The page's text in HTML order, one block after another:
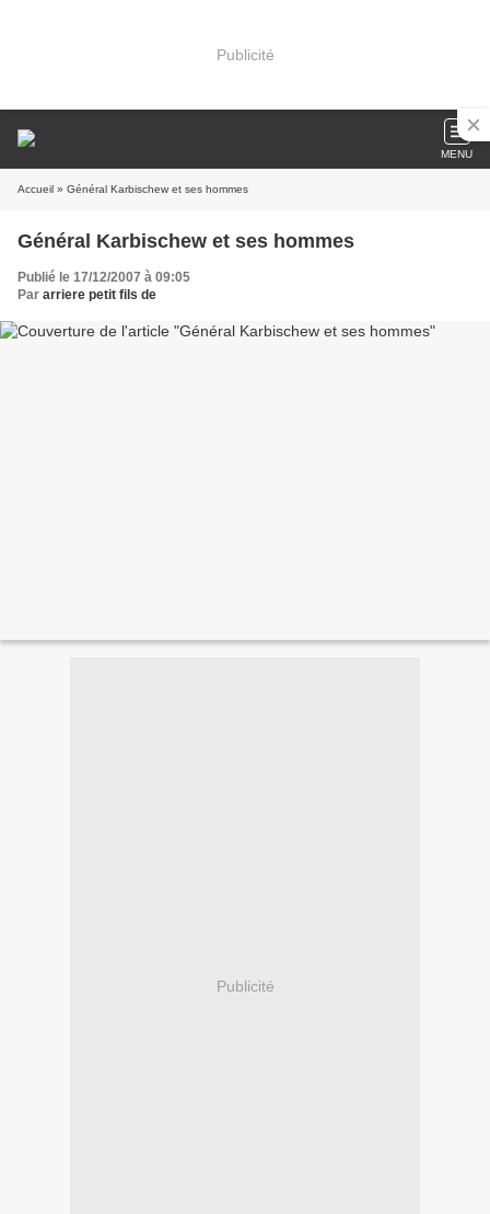
Publicité
MENU
Accueil » Général Karbischew et ses hommes
Général Karbischew et ses hommes
Publié le 17/12/2007 à 09:05
Par arriere petit fils de
Publicité